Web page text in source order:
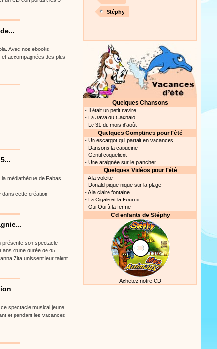
Avec nos ebooks
accompagnées des plus
médiathèque de Fabas
dans cette création
présente son spectacle
ans d'une durée de 45
Zita unissent leur talent
spectacle musical jeune
et pendant les vacances
Stéphy
Quelques Chansons
- Il était un petit navire
- La Java du Cachalo
- Le 31 du mois d'août
Quelques Comptines pour l'été
- Un escargot qui partait en vacances
- Dansons la capucine
- Gentil coquelicot
- Une araignée sur le plancher
Quelques Vidéos pour l'été
-A la volette
- Donald pique nique sur la plage
-A la claire fontaine
- La Cigale et la Fourmi
- Oui Oui à la ferme
Cd enfants de Stéphy
Achetez notre CD